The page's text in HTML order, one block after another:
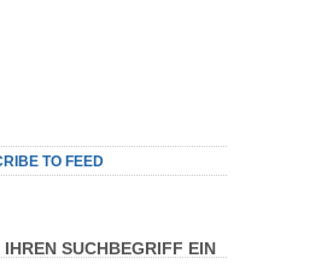
TO FEED
SUCHBEGRIFF EIN